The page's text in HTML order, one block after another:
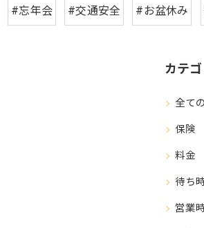
#忘年会 #交通安全 #お盆休み
カテ
全て
保険
料金
待ち
営業